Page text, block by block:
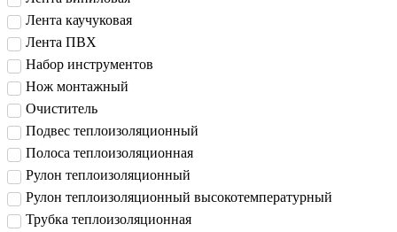
Лента каучуковая
Лента ПВХ
Набор инструментов
Нож монтажный
Очиститель
Подвес теплоизоляционный
Полоса теплоизоляционная
Рулон теплоизоляционный
Рулон теплоизоляционный высокотемпературный
Трубка теплоизоляционная